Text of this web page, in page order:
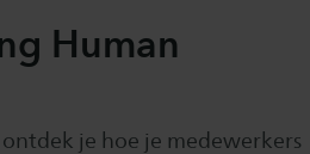
Human
je hoe je medewerkers